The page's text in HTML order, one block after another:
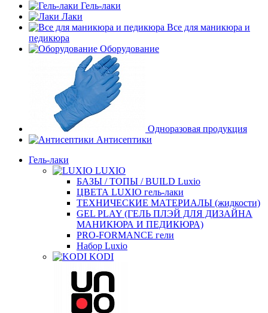
Гель-лаки
Лаки
Все для маникюра и
педикюра
Оборудование
Одноразовая продукция
Антисептики
Гель-лаки
LUXIO
БАЗЫ / ТОПЫ / BUILD Luxio
ЦВЕТА LUXIO гель-лаки
ТЕХНИЧЕСКИЕ МАТЕРИАЛЫ (жидкости)
GEL PLAY (ГЕЛЬ ПЛЭЙ ДЛЯ ДИЗАЙНА
МАНИКЮРА И ПЕДИКЮРА)
PRO-FORMANCE гели
Набор Luxio
KODI